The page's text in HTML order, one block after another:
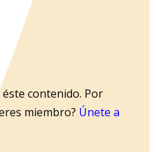
contenido. Por
miembro? Únete a